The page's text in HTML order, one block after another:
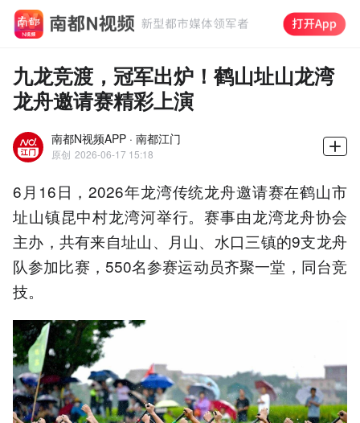
九龙竞渡，冠军出炉！鹤山址山龙湾
龙舟邀请赛精彩上演
南都N视频APP · 南都江门
原创 2026-06-17 15:18
6月16日，2026年龙湾传统龙舟邀请赛在鹤山市
址山镇昆中村龙湾河举行。赛事由龙湾龙舟协会
主办，共有来自址山、月山、水口三镇的9支龙舟
队参加比赛，550名参赛运动员齐聚一堂，同台竞
技。